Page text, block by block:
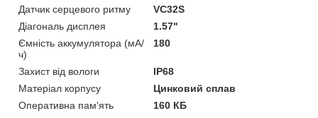
Датчик серцевого ритму
VC32S
Діагональ дисплея
1.57"
Ємність аккумулятора (мА/
ч)
180
Захист від вологи
IP68
Матеріал корпусу
Цинковий сплав
Оперативна пам'ять
160 КБ